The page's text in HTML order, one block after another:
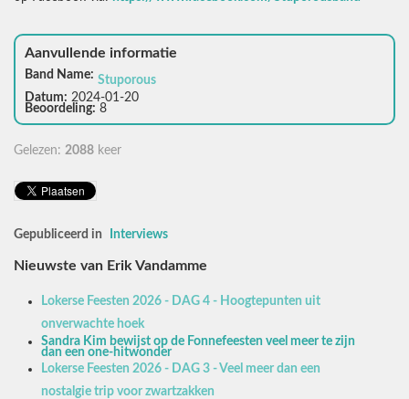
Aanvullende informatie
Band Name: Stuporous
Datum: 2024-01-20
Beoordeling: 8
Gelezen: 2088 keer
Gepubliceerd in Interviews
Nieuwste van Erik Vandamme
Lokerse Feesten 2026 - DAG 4 - Hoogtepunten uit
onverwachte hoek
Sandra Kim bewijst op de Fonnefeesten veel meer te zijn
dan een one-hitwonder
Lokerse Feesten 2026 - DAG 3 - Veel meer dan een
nostalgie trip voor zwartzakken